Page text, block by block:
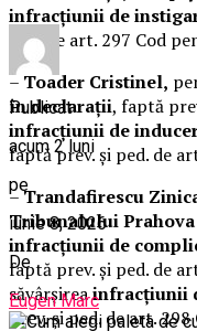
infracțiunii de
ped. de art. 297 Cod
– Toader Cristinel,
în declarații, faptă
infracțiunii de
faptă prev. și ped. de
–Trandafirescu
Tribunalului Prahova
infracțiunii de
faptă prev. și ped. de
săvârșireainfracțiunii
prev. și ped. de art. 298
Publicat
acum 2 luni
pe
iunie 8, 2026
De
Eugen Marc